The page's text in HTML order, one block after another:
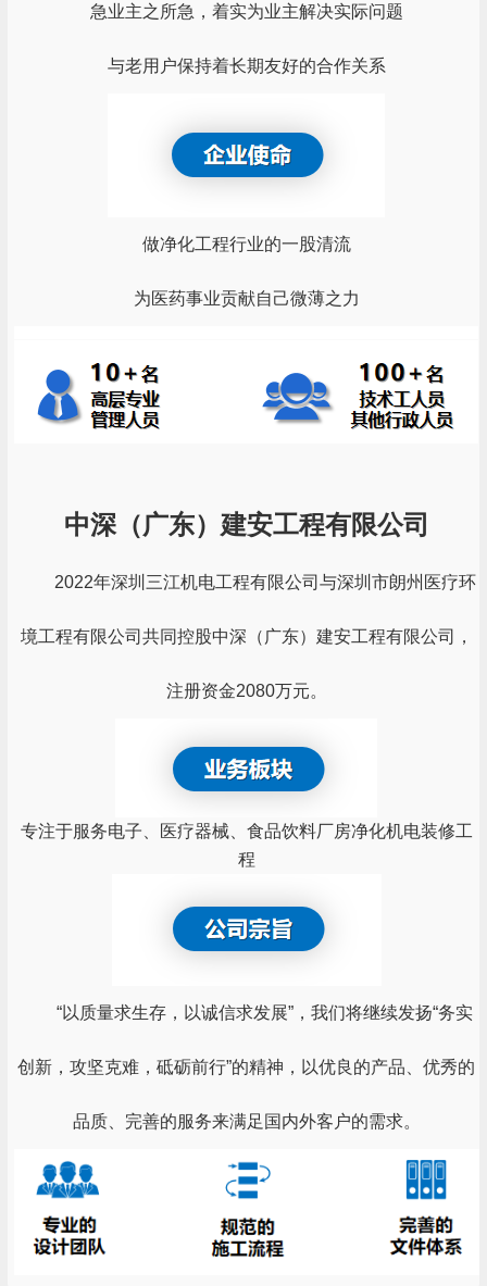
急业主之所急，着实为业主解决实际问题
与老用户保持着长期友好的合作关系
做净化工程行业的一股清流
为医药事业贡献自己微薄之力
中深（广东）建安工程有限公司
2022年深圳三江机电工程有限公司与深圳市朗州医疗环
境工程有限公司共同控股中深（广东）建安工程有限公司，
注册资金2080万元。
专注于服务电子、医疗器械、食品饮料厂房净化机电装修工
程
“以质量求生存，以诚信求发展”，我们将继续发扬“务实
创新，攻坚克难，砥砺前行”的精神，以优良的产品、优秀的
品质、完善的服务来满足国内外客户的需求。